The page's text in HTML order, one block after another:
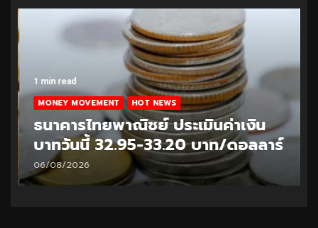
1 min read
MONEY MOVEMENT HOT NEWS
ธนาคารไทยพาณิชย์ ประเมินค่าเงิน
บาทวันนี้ 32.95-33.20 บาท/ดอลลาร์
06/08/2026